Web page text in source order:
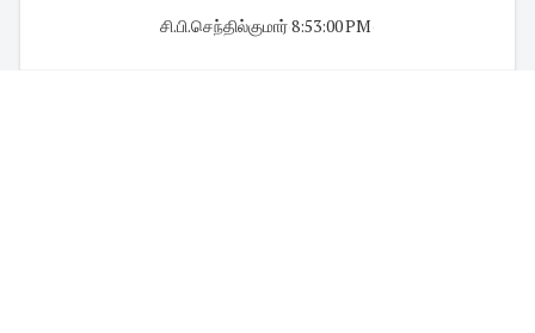
சி.பி.செந்தில்குமார்8:53:00 PM